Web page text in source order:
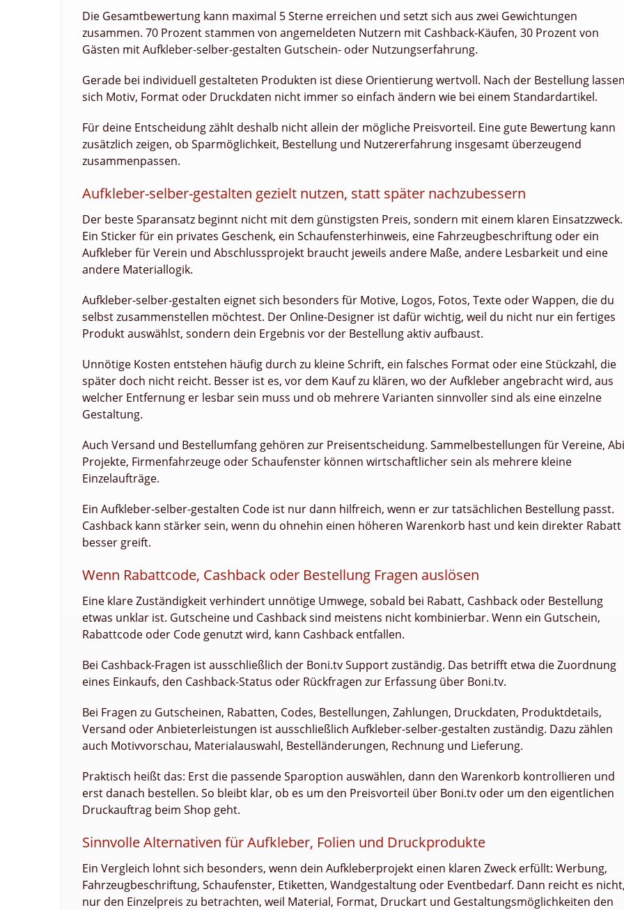
Die Gesamtbewertung kann maximal 5 Sterne erreichen und setzt sich aus zwei Gewichtungen
zusammen. 70 Prozent stammen von angemeldeten Nutzern mit Cashback-Käufen, 30 Prozent von
Gästen mit Aufkleber-selber-gestalten Gutschein- oder Nutzungserfahrung.
Gerade bei individuell gestalteten Produkten ist diese Orientierung wertvoll. Nach der Bestellung
sich Motiv, Format oder Druckdaten nicht immer so einfach ändern wie bei einem Standardartikel.
Für deine Entscheidung zählt deshalb nicht allein der mögliche Preisvorteil. Eine gute Bewertung kann
zusätzlich zeigen, ob Sparmöglichkeit, Bestellung und Nutzererfahrung insgesamt überzeugend
zusammenpassen.
Aufkleber-selber-gestalten gezielt nutzen, statt später nachzubessern
Der beste Sparansatz beginnt nicht mit dem günstigsten Preis, sondern mit einem klaren Einsatzzweck.
Ein Sticker für ein privates Geschenk, ein Schaufensterhinweis, eine Fahrzeugbeschriftung oder ein
Aufkleber für Verein und Abschlussprojekt braucht jeweils andere Maße, andere Lesbarkeit und eine
andere Materiallogik.
Aufkleber-selber-gestalten eignet sich besonders für Motive, Logos, Fotos, Texte oder Wappen, die du
selbst zusammenstellen möchtest. Der Online-Designer ist dafür wichtig, weil du nicht nur ein fertiges
Produkt auswählst, sondern dein Ergebnis vor der Bestellung aktiv aufbaust.
Unnötige Kosten entstehen häufig durch zu kleine Schrift, ein falsches Format oder eine Stückzahl, die
später doch nicht reicht. Besser ist es, vor dem Kauf zu klären, wo der Aufkleber angebracht wird, aus
welcher Entfernung er lesbar sein muss und ob mehrere Varianten sinnvoller sind als eine einzelne
Gestaltung.
Auch Versand und Bestellumfang gehören zur Preisentscheidung. Sammelbestellungen für Vereine,
Projekte, Firmenfahrzeuge oder Schaufenster können wirtschaftlicher sein als mehrere kleine
Einzelaufträge.
Ein Aufkleber-selber-gestalten Code ist nur dann hilfreich, wenn er zur tatsächlichen Bestellung passt.
Cashback kann stärker sein, wenn du ohnehin einen höheren Warenkorb hast und kein direkter Rabatt
besser greift.
Wenn Rabattcode, Cashback oder Bestellung Fragen auslösen
Eine klare Zuständigkeit verhindert unnötige Umwege, sobald bei Rabatt, Cashback oder Bestellung
etwas unklar ist. Gutscheine und Cashback sind meistens nicht kombinierbar. Wenn ein Gutschein,
Rabattcode oder Code genutzt wird, kann Cashback entfallen.
Bei Cashback-Fragen ist ausschließlich der Boni.tv Support zuständig. Das betrifft etwa die Zuordnung
eines Einkaufs, den Cashback-Status oder Rückfragen zur Erfassung über Boni.tv.
Bei Fragen zu Gutscheinen, Rabatten, Codes, Bestellungen, Zahlungen, Druckdaten, Produktdetails,
Versand oder Anbieterleistungen ist ausschließlich Aufkleber-selber-gestalten zuständig. Dazu zählen
auch Motivvorschau, Materialauswahl, Bestelländerungen, Rechnung und Lieferung.
Praktisch heißt das: Erst die passende Sparoption auswählen, dann den Warenkorb kontrollieren und
erst danach bestellen. So bleibt klar, ob es um den Preisvorteil über Boni.tv oder um den eigentlichen
Druckauftrag beim Shop geht.
Sinnvolle Alternativen für Aufkleber, Folien und Druckprodukte
Ein Vergleich lohnt sich besonders, wenn dein Aufkleberprojekt einen klaren Zweck erfüllt: Werbung,
Fahrzeugbeschriftung, Schaufenster, Etiketten, Wandgestaltung oder Eventbedarf. Dann reicht es
nur den Einzelpreis zu betrachten, weil Material, Format, Druckart und Gestaltungsmöglichkeiten den